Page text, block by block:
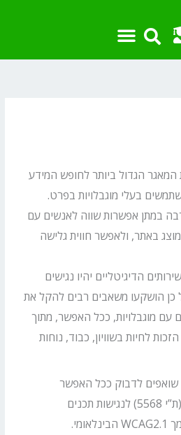
הגדול ביותר לחופש המידע
בעלי מוגבלויות בפרט.
במתן אפשרות שווה לאנשים עם
באתר, ולאפשר חווית גלישה
הדיגיטליים יהיו נגישים
כן הושקעו משאבים רבים להקל את
עם מוגבלויות, ככל האפשר, מתוך
לחיות בשוויון, כבוד, נוחות
לדבוק ככל האפשר
בהמלצות התקן הישראלי (ת”י 5568) לנגישות תכנים